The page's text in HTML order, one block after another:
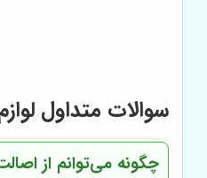
سوالات متداول
چگونه می‌توانم از